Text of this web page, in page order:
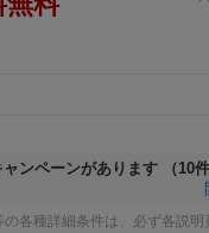
ンペーンがあります
（10件
各種詳細条件は、必ず各説明